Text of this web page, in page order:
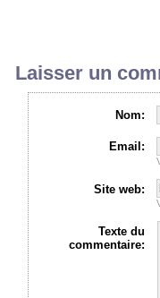
Laisser un
Nom:
Email:
Site web:
Texte du
commentaire: